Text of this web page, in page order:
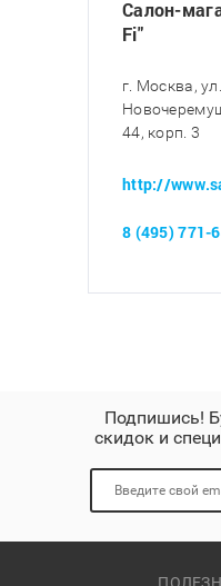
Салон-
Fi"
г. Москва, ул.
44, корп. 3
http://
8 (495) 771-
Подпишись!
скидок и